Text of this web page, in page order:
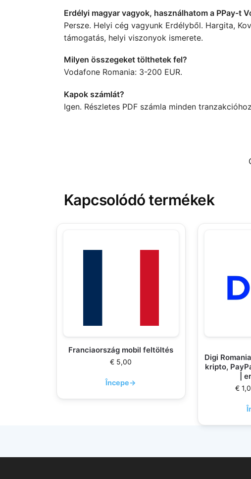
Erdélyi magyar vagyok, használhatom a PPay-t
Persze. Helyi cég vagyunk Erdélyből. Hargita,
támogatás, helyi viszonyok ismerete.
Milyen összegeket tölthetek fel?
Vodafone Romania: 3-200 EUR.
Kapok számlát?
Igen. Részletes PDF számla minden
Kapcsolódó termékek
Franciaország mobil feltöltés
€ 5,00
Începe→
Digi
kripto,
|
€